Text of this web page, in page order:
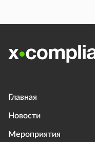
Главная
Новости
Мероприятия